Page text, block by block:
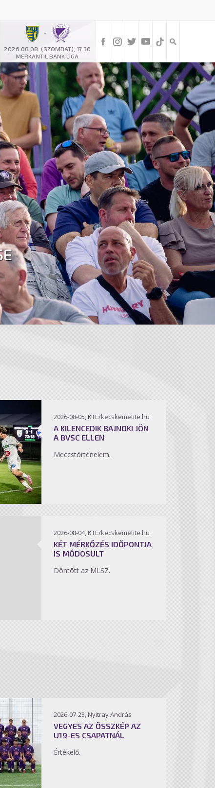
-
2026.08.08. (SZOMBAT), 17:30
MERKANTIL BANK LIGA
2026-08-05, KTE/kecskemetite.hu
A KILENCEDIK BAJNOKI JÖN
A BVSC ELLEN
Meccstörténelem.
2026-08-04, KTE/kecskemetite.hu
KÉT MÉRKŐZÉS IDŐPONTJA
IS MÓDOSULT
Döntött az MLSZ.
2026-07-23, Nyitray András
VEGYES AZ ÖSSZKÉP AZ
U19-ES CSAPATNÁL
Értékelő.